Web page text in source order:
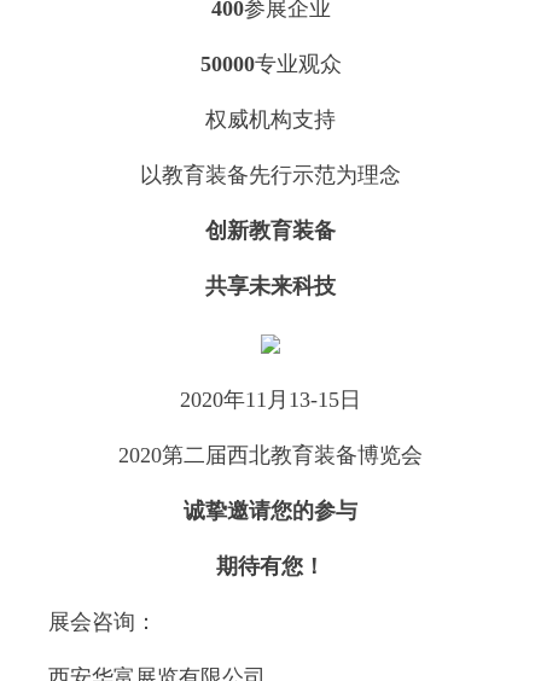
400参展企业
50000专业观众
权威机构支持
以教育装备先行示范为理念
创新教育装备
共享未来科技
2020年11月13-15日
2020第二届西北教育装备博览会
诚挚邀请您的参与
期待有您！
展会咨询：